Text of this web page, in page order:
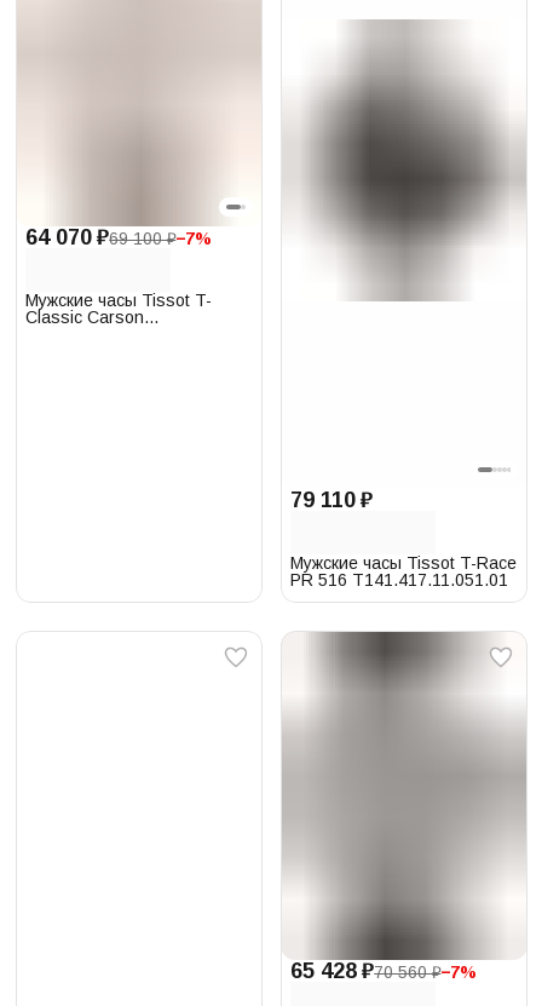
64 070 ₽69 100 ₽−7%
Мужские часы Tissot T-
Classic Carson
79 110 ₽
Мужские часы Tissot T-Race
PR 516 T141.417.11.051.01
65 428 ₽70 560 ₽−7%